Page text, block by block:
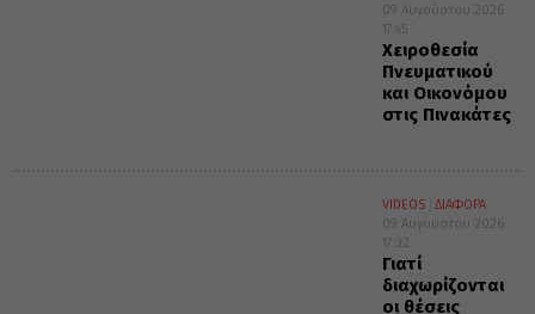
09 Αυγούστου 2026
17:45
Χειροθεσία
Πνευματικού
και Οικονόμου
στις Πινακάτες
VIDEOS
ΔΙΑΦΟΡΑ
09 Αυγούστου 2026
17:32
Γιατί
διαχωρίζονται
οι θέσεις